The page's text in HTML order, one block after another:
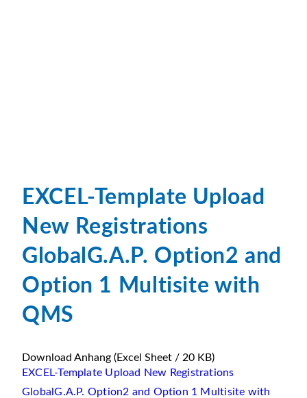
EXCEL-Template Upload
New Registrations
GlobalG.A.P. Option2 and
Option 1 Multisite with
QMS
Download Anhang (Excel Sheet / 20 KB)
EXCEL-Template Upload New Registrations
GlobalG.A.P. Option2 and Option 1 Multisite with